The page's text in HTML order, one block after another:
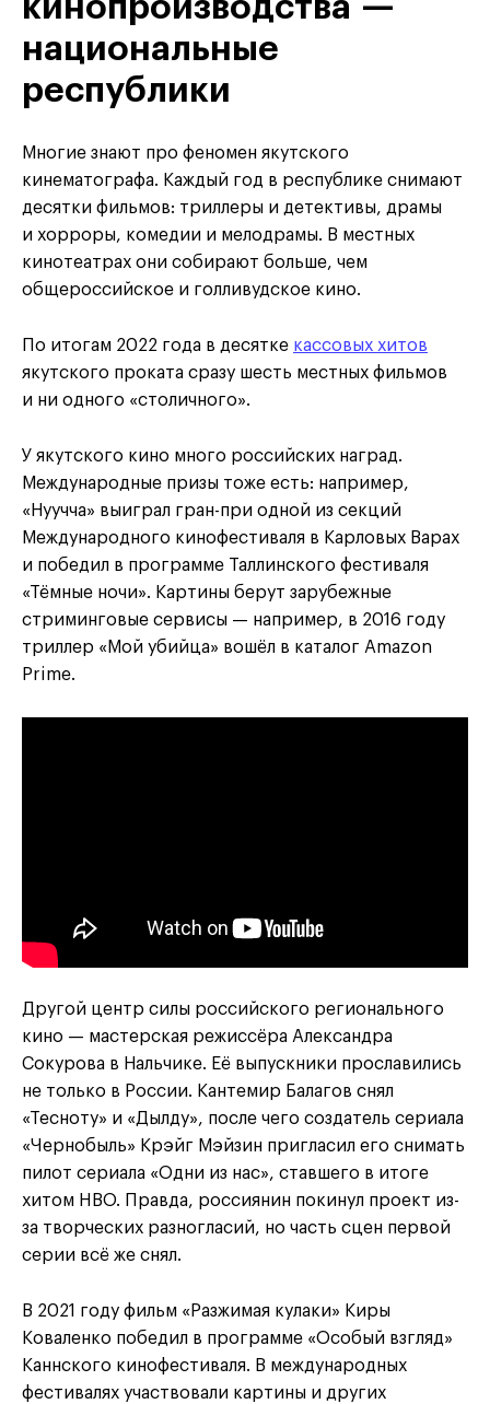
кинопроизводства —
национальные
республики
Многие знают про феномен якутского
кинематографа. Каждый год в республике снимают
десятки фильмов: триллеры и детективы, драмы
и хорроры, комедии и мелодрамы. В местных
кинотеатрах они собирают больше, чем
общероссийское и голливудское кино.
По итогам 2022 года в десятке кассовых хитов
якутского проката сразу шесть местных фильмов
и ни одного «столичного».
У якутского кино много российских наград.
Международные призы тоже есть: например,
«Нуучча» выиграл гран-при одной из секций
Международного кинофестиваля в Карловых Варах
и победил в программе Таллинского фестиваля
«Тёмные ночи». Картины берут зарубежные
стриминговые сервисы — например, в 2016 году
триллер «Мой убийца» вошёл в каталог Amazon
Prime.
Другой центр силы российского регионального
кино — мастерская режиссёра Александра
Сокурова в Нальчике. Её выпускники прославились
не только в России. Кантемир Балагов снял
«Тесноту» и «Дылду», после чего создатель сериала
«Чернобыль» Крэйг Мэйзин пригласил его снимать
пилот сериала «Одни из нас», ставшего в итоге
хитом HBO. Правда, россиянин покинул проект из-
за творческих разногласий, но часть сцен первой
серии всё же снял.
В 2021 году фильм «Разжимая кулаки» Киры
Коваленко победил в программе «Особый взгляд»
Каннского кинофестиваля. В международных
фестивалях участвовали картины и других